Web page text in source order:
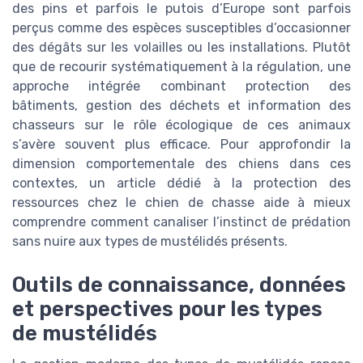
des pins et parfois le putois d’Europe sont parfois
perçus comme des espèces susceptibles d’occasionner
des dégâts sur les volailles ou les installations. Plutôt
que de recourir systématiquement à la régulation, une
approche intégrée combinant protection des
bâtiments, gestion des déchets et information des
chasseurs sur le rôle écologique de ces animaux
s’avère souvent plus efficace. Pour approfondir la
dimension comportementale des chiens dans ces
contextes, un article dédié à la protection des
ressources chez le chien de chasse aide à mieux
comprendre comment canaliser l’instinct de prédation
sans nuire aux types de mustélidés présents.
Outils de connaissance, données
et perspectives pour les types
de mustélidés